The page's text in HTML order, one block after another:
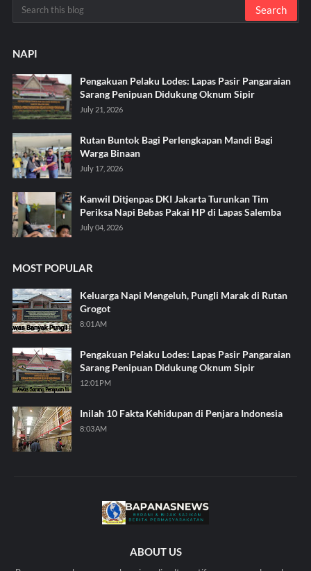
NAPI
Pengakuan Pelaku Lodes: Lapas Pasir Pangaraian
Sarang Penipuan Didukung Oknum Sipir
July 21, 2026
Rutan Buntok Bagi Perlengkapan Mandi Bagi
Warga Binaan
July 17, 2026
Kanwil Ditjenpas DKI Jakarta Turunkan Tim
Periksa Napi Bebas Pakai HP di Lapas Salemba
July 04, 2026
MOST POPULAR
Keluarga Napi Mengeluh, Pungli Marak di Rutan
Grogot
8:01 AM
Pengakuan Pelaku Lodes: Lapas Pasir Pangaraian
Sarang Penipuan Didukung Oknum Sipir
12:01 PM
Inilah 10 Fakta Kehidupan di Penjara Indonesia
8:03 AM
ABOUT US